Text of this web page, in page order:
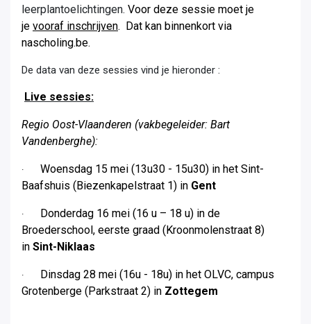
leerplantoelichtingen. Voor deze sessie moet je
je vooraf inschrijven. Dat kan binnenkort via
nascholing.be.
De data van deze sessies vind je hieronder :
Live sessies:
Regio Oost-Vlaanderen (vakbegeleider: Bart
Vandenberghe):
· Woensdag 15 mei (13u30 - 15u30) in het Sint-
Baafshuis (Biezenkapelstraat 1) in Gent
· Donderdag 16 mei (16 u – 18 u) in de
Broederschool, eerste graad (Kroonmolenstraat 8)
in Sint-Niklaas
· Dinsdag 28 mei (16u - 18u) in het OLVC, campus
Grotenberge (Parkstraat 2) in Zottegem